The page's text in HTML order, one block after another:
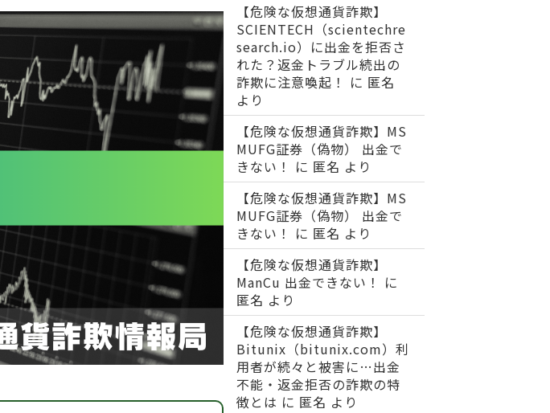
【危険な仮想通貨詐欺】
SCIENTECH（scientechre
search.io）に出金を拒否さ
れた？返金トラブル続出の
詐欺に注意喚起！
に 匿名
より
【危険な仮想通貨詐欺】MS
MUFG証券（偽物） 出金で
きない！
に 匿名 より
【危険な仮想通貨詐欺】MS
MUFG証券（偽物） 出金で
きない！
に 匿名 より
【危険な仮想通貨詐欺】
ManCu 出金できない！
に
匿名 より
【危険な仮想通貨詐欺】
Bitunix（bitunix.com）利
用者が続々と被害に…出金
不能・返金拒否の詐欺の特
徴とは に 匿名 より